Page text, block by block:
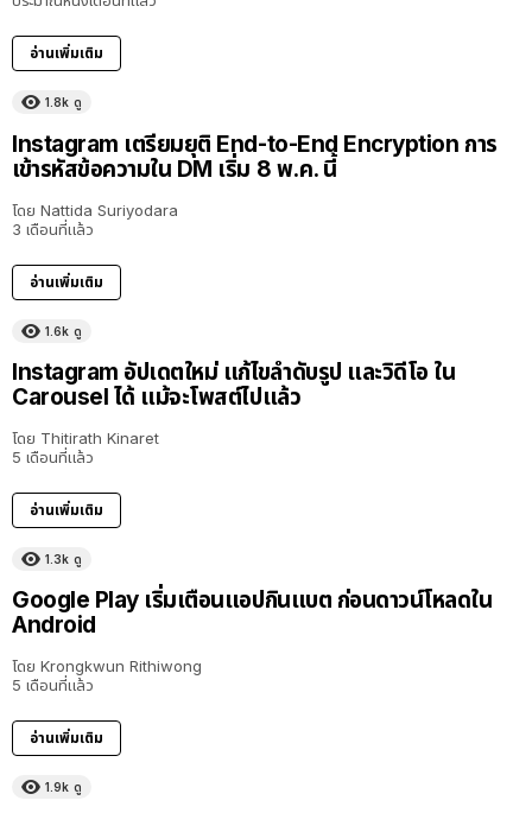
อ่านเพิ่มเติม
1.8k ดู
Instagram เตรียมยุติ End-to-End Encryption การ
เข้ารหัสข้อความใน DM เริ่ม 8 พ.ค. นี้
โดย Nattida Suriyodara
3 เดือนที่แล้ว
อ่านเพิ่มเติม
1.6k ดู
Instagram อัปเดตใหม่ แก้ไขลำดับรูป และวิดีโอ ใน
Carousel ได้ แม้จะโพสต์ไปแล้ว
โดย Thitirath Kinaret
5 เดือนที่แล้ว
อ่านเพิ่มเติม
1.3k ดู
Google Play เริ่มเตือนแอปกินแบต ก่อนดาวน์โหลดใน
Android
โดย Krongkwun Rithiwong
5 เดือนที่แล้ว
อ่านเพิ่มเติม
1.9k ดู